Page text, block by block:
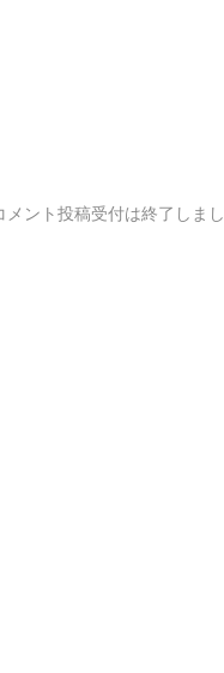
ント投稿受付は終了しま